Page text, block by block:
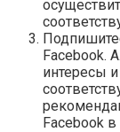
Facebook.
интересы
Facebook